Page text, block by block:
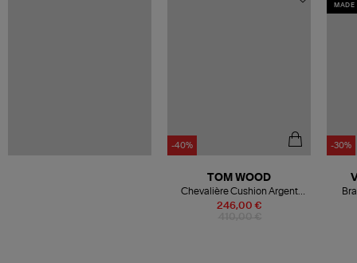
-40%
246,00 €
TOM WOOD
Chevalière Cushion Argent
Onyx
MADE
-30%